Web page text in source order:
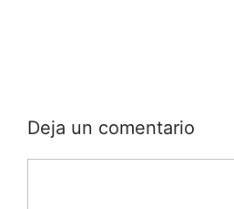
Deja un comentario